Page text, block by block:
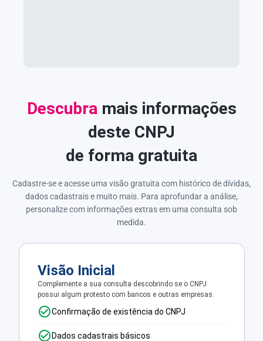
Descubramais informações
deste CNPJ
de forma gratuita
Cadastre-se e acesse uma visão gratuita com histórico de dívidas,
dados cadastrais e muito mais. Para aprofundar a análise,
personalize com informações extras em uma consulta sob
medida.
Visão Inicial
Complemente a sua consulta descobrindo se o CNPJ
possui algum protesto com bancos e outras empresas.
Confirmação de existência do CNPJ
Dados cadastrais básicos